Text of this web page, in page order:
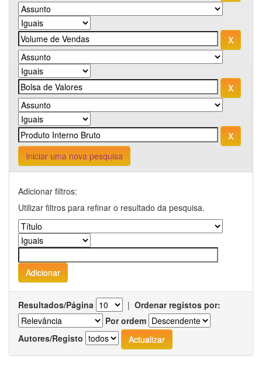
Iniciar uma nova pesquisa
Adicionar filtros:
Utilizar filtros para refinar o resultado da pesquisa.
Resultados/Página | Ordenar registos por:
Por ordem
Autores/Registo